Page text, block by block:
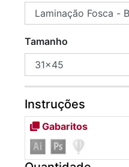
Tamanho
Instruções
Gabaritos